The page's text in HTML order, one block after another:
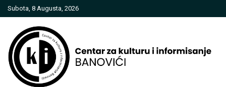
Skip
to
Subota, 8 Augusta, 2026